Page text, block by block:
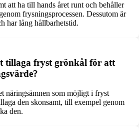
att ha till hands året runt och behåller
frysningsprocessen. Dessutom är
har lång hållbarhetstid.
tillaga fryst grönkål för att
näringsämnen som möjligt i fryst
den skonsamt, till exempel genom
den.